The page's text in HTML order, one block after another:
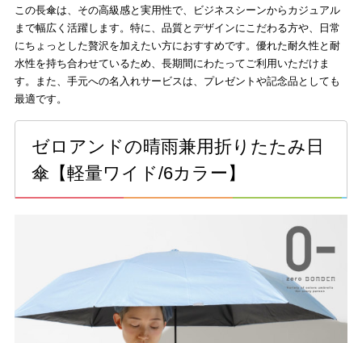
この長傘は、その高級感と実用性で、ビジネスシーンからカジュアル
まで幅広く活躍します。特に、品質とデザインにこだわる方や、日常
にちょっとした贅沢を加えたい方におすすめです。優れた耐久性と耐
水性を持ち合わせているため、長期間にわたってご利用いただけま
す。また、手元への名入れサービスは、プレゼントや記念品としても
最適です。
ゼロアンドの晴雨兼用折りたたみ日
傘【軽量ワイド/6カラー】